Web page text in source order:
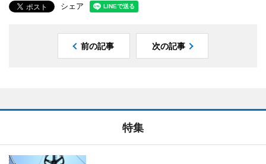
シェア
前の記事 次の記事
特集